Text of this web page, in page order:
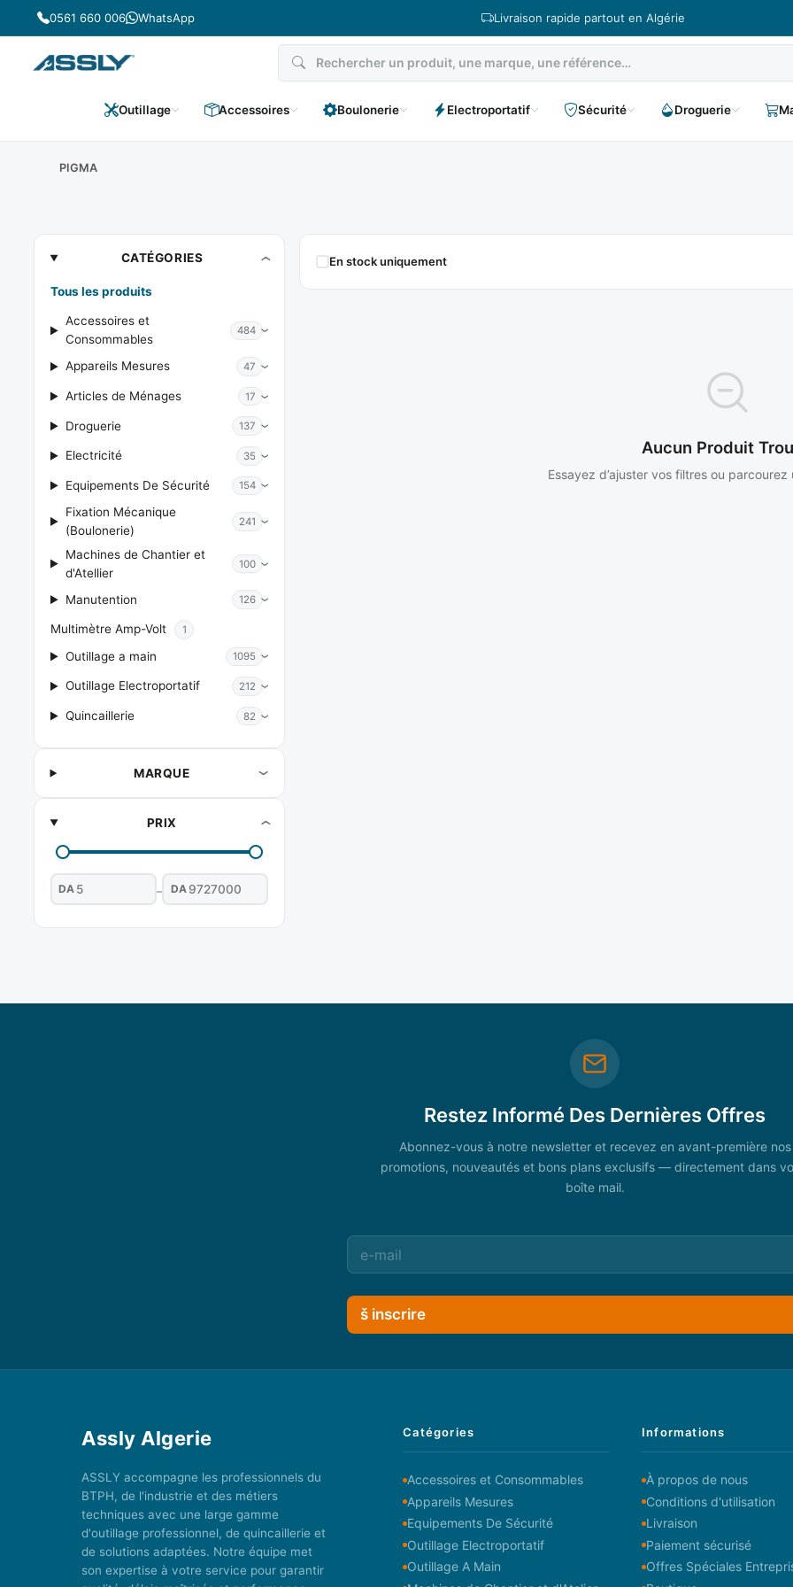
Passer
au
contenu
0561 660 006 WhatsApp Livraison rapide partout en Algérie
Outillage Accessoires Boulonerie Electroportatif Sécurité Droguerie
PIGMA
PIGMA CATÉGORIES
Tous les produits
Accessoires et
Consommables
484
Appareils Mesures 47
Articles de Ménages 17
Droguerie 137
Electricité 35
Equipements De Sécurité 154
Fixation Mécanique
(Boulonerie)
241
Machines de Chantier et
d'Atellier
100
Manutention 126
Multimètre Amp-Volt 1
Outillage a main 1095
Outillage Electroportatif 212
Quincaillerie 82
MARQUE
PRIX
DA – DA
En stock uniquement
Aucun Produit
Essayez d’ajuster vos filtres ou
Restez Informé Des Dernières Offres
Abonnez-vous à notre newsletter et recevez en avant-première nos
promotions, nouveautés et bons plans exclusifs — directement dans
boîte mail.
š inscrire
Assly Algerie
ASSLY accompagne les professionnels du
BTPH, de l'industrie et des métiers
techniques avec une large gamme
d'outillage professionnel, de quincaillerie et
de solutions adaptées. Notre équipe met
son expertise à votre service pour garantir
Catégories
Accessoires et Consommables
Appareils Mesures
Equipements De Sécurité
Outillage Electroportatif
Outillage A Main
Informations
À propos de nous
Conditions d'utilisation
Livraison
Paiement sécurisé
Offres Spéciales